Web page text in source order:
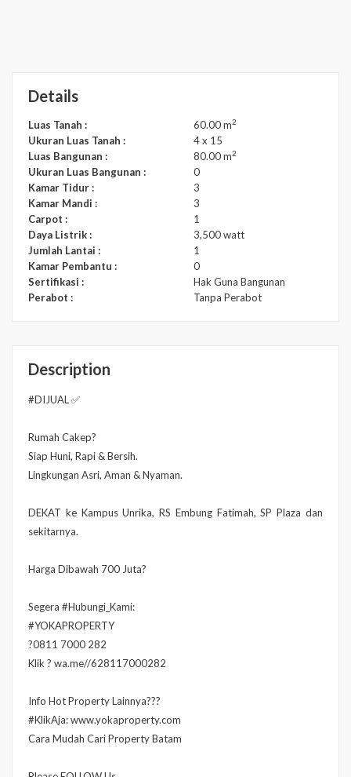
Details
Luas Tanah : 60.00 m2
Ukuran Luas Tanah :
4 x 15
Luas Bangunan :
80.00 m2
Ukuran Luas Bangunan :
0
Kamar Tidur :
3
Kamar Mandi :
3
Carpot :
1
Daya Listrik :
3,500 watt
Jumlah Lantai :
1
Kamar Pembantu :
0
Sertifikasi :
Hak Guna Bangunan
Perabot :
Tanpa Perabot
Description
#DIJUAL ✅️
Rumah Cakep?
Siap Huni, Rapi & Bersih.
Lingkungan Asri, Aman & Nyaman.
DEKAT ke Kampus Unrika, RS Embung Fatimah, SP Plaza dan
sekitarnya.
Harga Dibawah 700 Juta?
Segera #Hubungi_Kami:
#YOKAPROPERTY
?0811 7000 282
Klik ? wa.me//628117000282
Info Hot Property Lainnya???
#KlikAja: www.yokaproperty.com
Cara Mudah Cari Property Batam